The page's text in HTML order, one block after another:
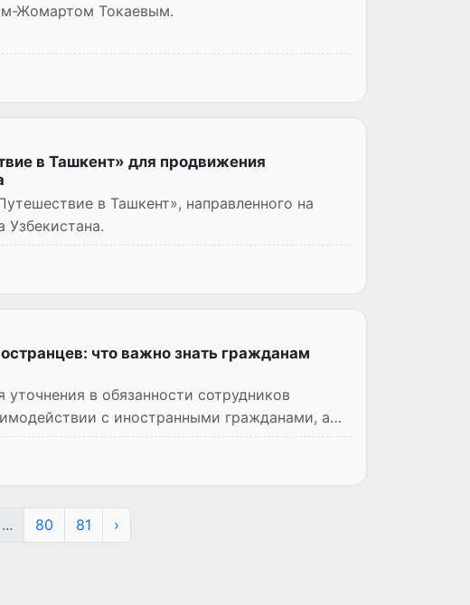
Жомартом Токаевым.
в Ташкент» для продвижения
в Ташкент», направленного на
Узбекистана.
что важно знать гражданам
в обязанности сотрудников
с иностранными гражданами, а
... 80 81 ›